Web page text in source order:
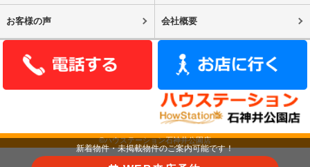
お客様の声 会社概要
©ハウステーション石神井公園店
新着物件・未掲載物件のご案内可能です！